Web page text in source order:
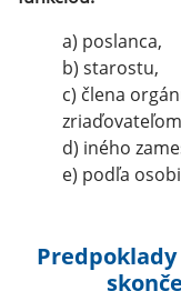
a) poslanca,
b) starostu,
c) člena
d) iného
e) podľa